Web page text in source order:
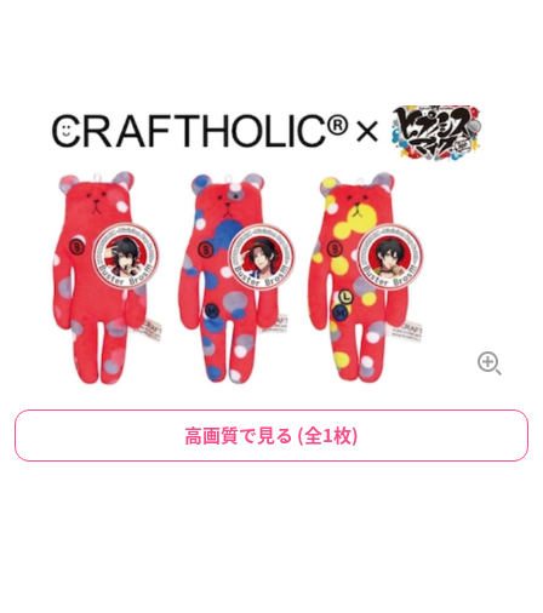
高画質で見る (全1枚)